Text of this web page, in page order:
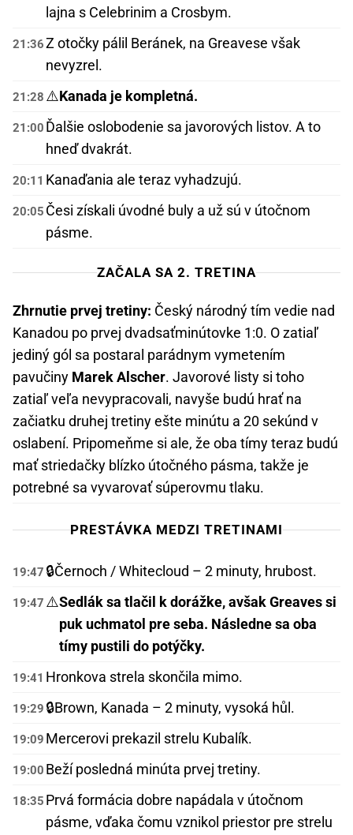
lajna s Celebrinim a Crosbym.
21:36Z otočky pálil Beránek, na Greavese však
nevyzrel.
21:28 ⚠️Kanada je kompletná.
21:00 Ďalšie oslobodenie sa javorových listov. A to
hneď dvakrát.
20:11 Kanaďania ale teraz vyhadzujú.
20:05 Česi získali úvodné buly a už sú v útočnom
pásme.
ZAČALA SA 2. TRETINA
Zhrnutie prvej tretiny: Český národný tím vedie nad
Kanadou po prvej dvadsaťminútovke 1:0. O zatiaľ
jediný gól sa postaral parádnym vymetením
pavučiny Marek Alscher. Javorové listy si toho
zatiaľ veľa nevypracovali, navyše budú hrať na
začiatku druhej tretiny ešte minútu a 20 sekúnd v
oslabení. Pripomeňme si ale, že oba tímy teraz budú
mať striedačky blízko útočného pásma, takže je
potrebné sa vyvarovať súperovmu tlaku.
PRESTÁVKA MEDZI TRETINAMI
19:47 🔒Černoch / Whitecloud – 2 minuty, hrubost.
19:47 ⚠️Sedlák sa tlačil k dorážke, avšak Greaves si
puk uchmatol pre seba. Následne sa oba
tímy pustili do potýčky.
19:41 Hronkova strela skončila mimo.
19:29 🔒Brown, Kanada – 2 minuty, vysoká hůl.
19:09 Mercerovi prekazil strelu Kubalík.
19:00 Beží posledná minúta prvej tretiny.
18:35 Prvá formácia dobre napádala v útočnom
pásme, vďaka čomu vznikol priestor pre strelu